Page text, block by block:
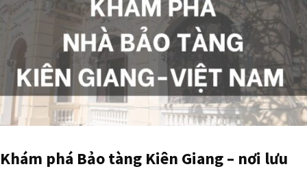
Khám phá Bảo tàng Kiên Giang – nơi lưu